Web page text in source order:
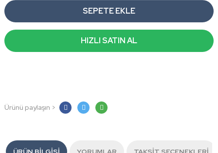
SEPETE EKLE
HIZLI SATIN AL
Ürünü paylaşın >